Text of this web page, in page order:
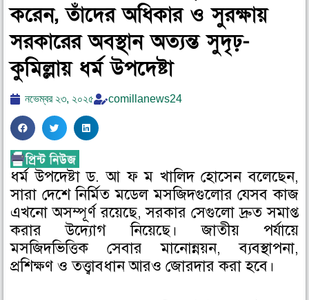
করেন, তাঁদের অধিকার ও সুরক্ষায়
সরকারের অবস্থান অত্যন্ত সুদৃঢ়-
কুমিল্লায় ধর্ম উপদেষ্টা
নভেম্বর ২৩, ২০২৫ comillanews24
S
h
a
r
e
c
S
h
a
r
e
t
w
S
h
r
e
o
n
n
ধর্ম উপদেষ্টা ড. আ ফ ম খালিদ হোসেন বলেছেন,
সারা দেশে নির্মিত মডেল মসজিদগুলোর যেসব কাজ
এখনো অসম্পূর্ণ রয়েছে, সরকার সেগুলো দ্রুত সমাপ্ত
করার উদ্যোগ নিয়েছে। জাতীয় পর্যায়ে
মসজিদভিত্তিক সেবার মানোন্নয়ন, ব্যবস্থাপনা,
প্রশিক্ষণ ও তত্ত্বাবধান আরও জোরদার করা হবে।